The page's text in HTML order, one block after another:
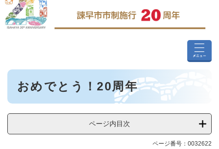
文
20th
本
おめでとう！20周年
ページ内目次
ページ番号：0032622